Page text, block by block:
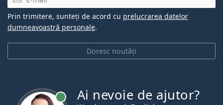
Doresc noutăți
Prin trimitere, sunteți de acord cu prelucrarea datelor
dumneavoastră personale.
Ai nevoie de ajutor?